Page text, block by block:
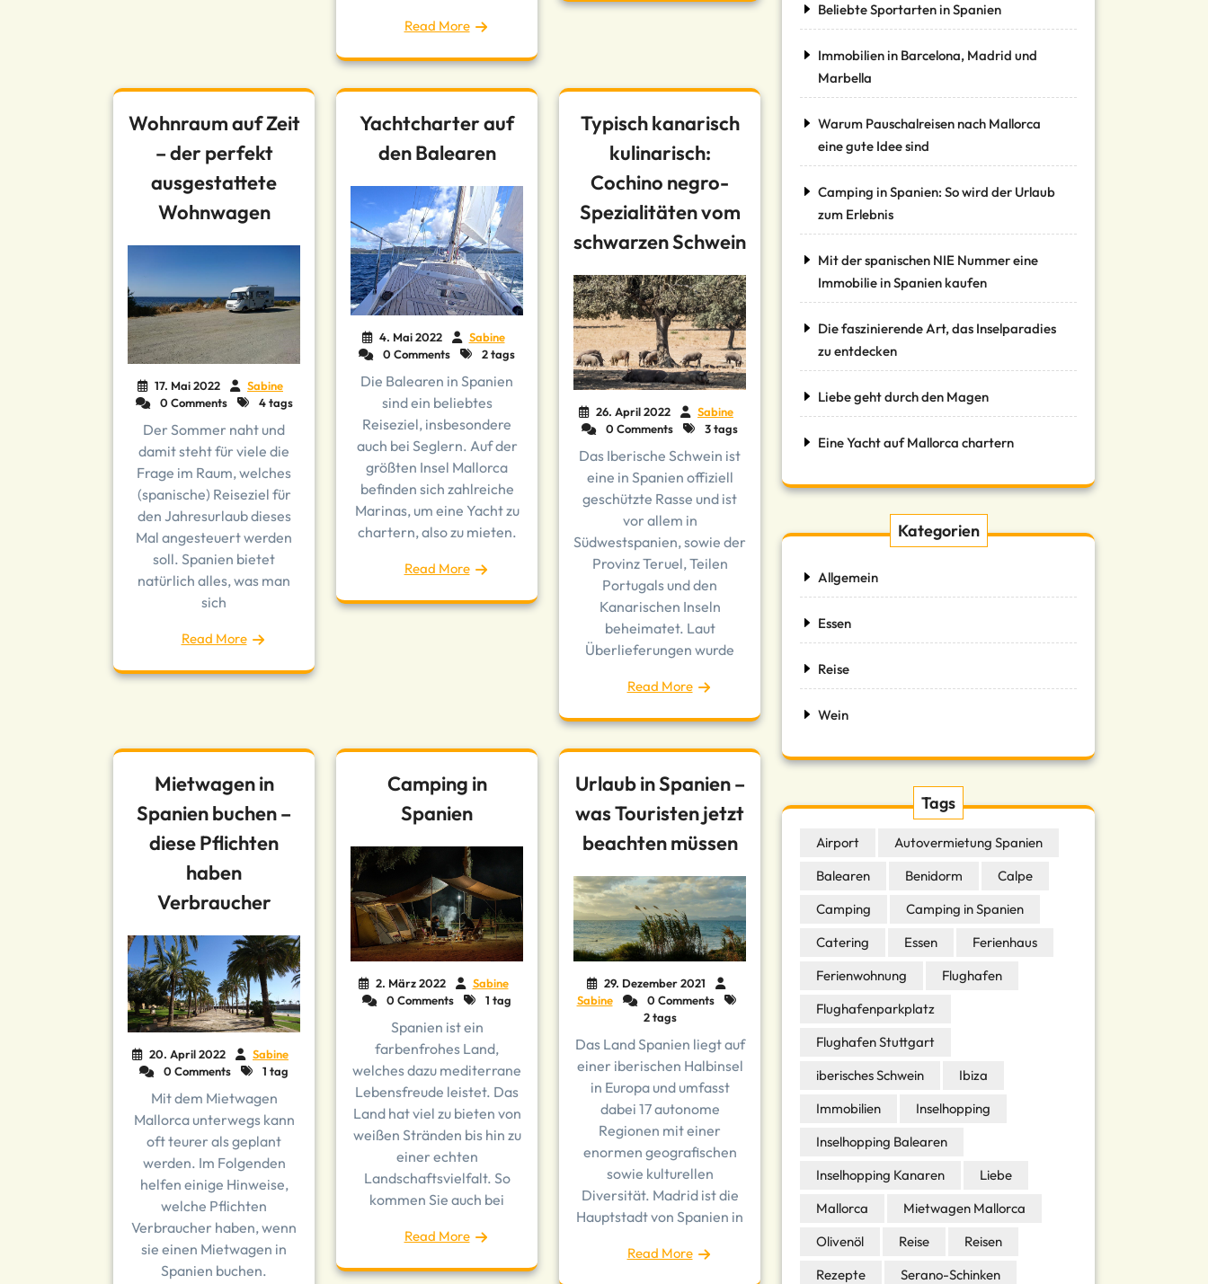
Read More
Wohnraum auf Zeit
– der perfekt
ausgestattete
Wohnwagen
17. Mai 2022
Sabine
0 Comments
4 tags
Der Sommer naht und
damit steht für viele die
Frage im Raum, welches
(spanische) Reiseziel für
den Jahresurlaub dieses
Mal angesteuert werden
soll. Spanien bietet
natürlich alles, was man
sich
Read More
Yachtcharter auf
den Balearen
4. Mai 2022
Sabine
0 Comments
2 tags
Die Balearen in Spanien
sind ein beliebtes
Reiseziel, insbesondere
auch bei Seglern. Auf der
größten Insel Mallorca
befinden sich zahlreiche
Marinas, um eine Yacht zu
chartern, also zu mieten.
Read More
Typisch kanarisch
kulinarisch:
Cochino negro-
Spezialitäten vom
schwarzen Schwein
26. April 2022
Sabine
0 Comments
3 tags
Das Iberische Schwein ist
eine in Spanien offiziell
geschützte Rasse und ist
vor allem in
Südwestspanien, sowie der
Provinz Teruel, Teilen
Portugals und den
Kanarischen Inseln
beheimatet. Laut
Überlieferungen wurde
Read More
Mietwagen in
Spanien buchen –
diese Pflichten
haben
Verbraucher
20. April 2022
Sabine
0 Comments
1 tag
Mit dem Mietwagen
Mallorca unterwegs kann
oft teurer als geplant
werden. Im Folgenden
helfen einige Hinweise,
welche Pflichten
Verbraucher haben, wenn
sie einen Mietwagen in
Spanien buchen.
Camping in
Spanien
2. März 2022
Sabine
0 Comments
1 tag
Spanien ist ein
farbenfrohes Land,
welches dazu mediterrane
Lebensfreude leistet. Das
Land hat viel zu bieten von
weißen Stränden bis hin zu
einer echten
Landschaftsvielfalt. So
kommen Sie auch bei
Read More
Urlaub in Spanien –
was Touristen jetzt
beachten müssen
29. Dezember 2021
Sabine
0 Comments
2 tags
Das Land Spanien liegt auf
einer iberischen Halbinsel
in Europa und umfasst
dabei 17 autonome
Regionen mit einer
enormen geografischen
sowie kulturellen
Diversität. Madrid ist die
Hauptstadt von Spanien in
Read More
Beliebte Sportarten in Spanien
Immobilien in Barcelona, Madrid und
Marbella
Warum Pauschalreisen nach Mallorca
eine gute Idee sind
Camping in Spanien: So wird der Urlaub
zum Erlebnis
Mit der spanischen NIE Nummer eine
Immobilie in Spanien kaufen
Die faszinierende Art, das Inselparadies
zu entdecken
Liebe geht durch den Magen
Eine Yacht auf Mallorca chartern
Kategorien
Allgemein
Essen
Reise
Wein
Tags
Airport
Autovermietung Spanien
Balearen
Benidorm
Calpe
Camping
Camping in Spanien
Catering
Essen
Ferienhaus
Ferienwohnung
Flughafen
Flughafenparkplatz
Flughafen Stuttgart
iberisches Schwein
Ibiza
Immobilien
Inselhopping
Inselhopping Balearen
Inselhopping Kanaren
Liebe
Mallorca
Mietwagen Mallorca
Olivenöl
Reise
Reisen
Rezepte
Serano-Schinken